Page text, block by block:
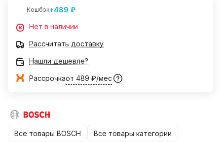
Кешбэк+489 ₽
Нет в наличии
Рассчитать доставку
Нашли дешевле?
Рассрочкаот 489 ₽/мес
Все товары BOSCH Все товары категории